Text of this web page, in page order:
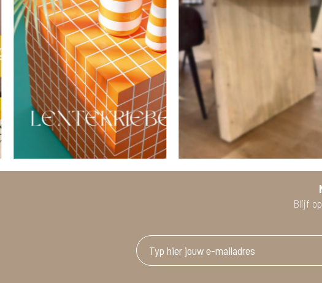
Blijf